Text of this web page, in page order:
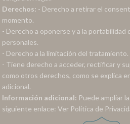
Derechos: - Derecho a retirar el
momento.
- Derecho a oponerse y a la portabilidad
personales.
- Derecho a la limitación del tratamiento.
- Tiene derecho a acceder, rectificar y
como otros derechos, como se explica
adicional.
Información adicional: Puede ampliar
siguiente enlace: Ver Política de